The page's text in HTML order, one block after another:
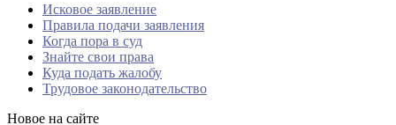
Исковое заявление
Правила подачи заявления
Когда пора в суд
Знайте свои права
Куда подать жалобу
Трудовое законодательство
Новое на сайте